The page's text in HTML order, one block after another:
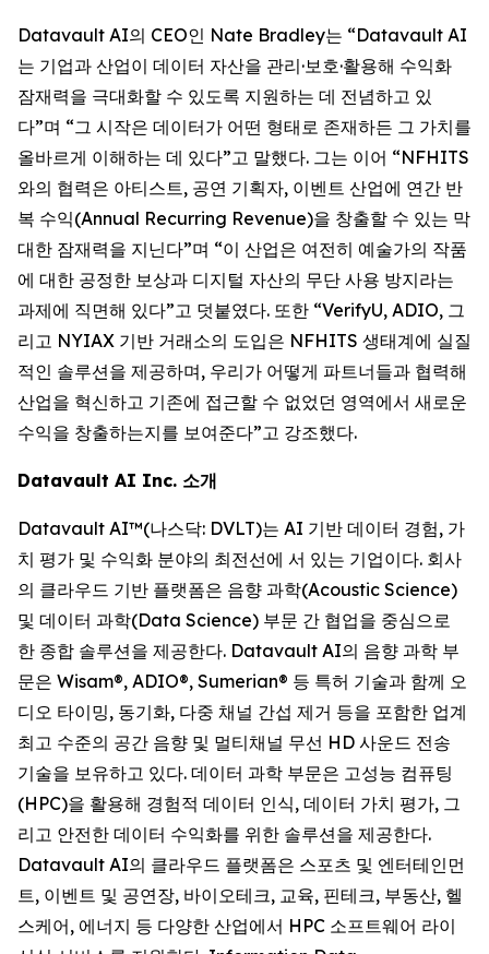
Datavault AI의 CEO인 Nate Bradley는 “Datavault AI
는 기업과 산업이 데이터 자산을 관리·보호·활용해 수익화
잠재력을 극대화할 수 있도록 지원하는 데 전념하고 있
다”며 “그 시작은 데이터가 어떤 형태로 존재하든 그 가치를
올바르게 이해하는 데 있다”고 말했다. 그는 이어 “NFHITS
와의 협력은 아티스트, 공연 기획자, 이벤트 산업에 연간 반
복 수익(Annual Recurring Revenue)을 창출할 수 있는 막
대한 잠재력을 지닌다”며 “이 산업은 여전히 예술가의 작품
에 대한 공정한 보상과 디지털 자산의 무단 사용 방지라는
과제에 직면해 있다”고 덧붙였다. 또한 “VerifyU, ADIO, 그
리고 NYIAX 기반 거래소의 도입은 NFHITS 생태계에 실질
적인 솔루션을 제공하며, 우리가 어떻게 파트너들과 협력해
산업을 혁신하고 기존에 접근할 수 없었던 영역에서 새로운
수익을 창출하는지를 보여준다”고 강조했다.
Datavault AI Inc. 소개
Datavault AI™(나스닥: DVLT)는 AI 기반 데이터 경험, 가
치 평가 및 수익화 분야의 최전선에 서 있는 기업이다. 회사
의 클라우드 기반 플랫폼은 음향 과학(Acoustic Science)
및 데이터 과학(Data Science) 부문 간 협업을 중심으로
한 종합 솔루션을 제공한다. Datavault AI의 음향 과학 부
문은 Wisam®, ADIO®, Sumerian® 등 특허 기술과 함께 오
디오 타이밍, 동기화, 다중 채널 간섭 제거 등을 포함한 업계
최고 수준의 공간 음향 및 멀티채널 무선 HD 사운드 전송
기술을 보유하고 있다. 데이터 과학 부문은 고성능 컴퓨팅
(HPC)을 활용해 경험적 데이터 인식, 데이터 가치 평가, 그
리고 안전한 데이터 수익화를 위한 솔루션을 제공한다.
Datavault AI의 클라우드 플랫폼은 스포츠 및 엔터테인먼
트, 이벤트 및 공연장, 바이오테크, 교육, 핀테크, 부동산, 헬
스케어, 에너지 등 다양한 산업에서 HPC 소프트웨어 라이